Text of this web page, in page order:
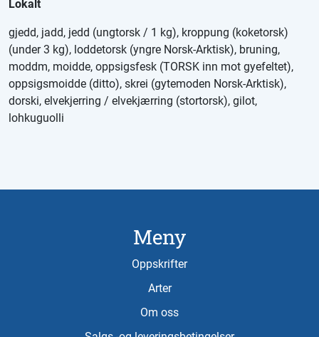
Lokalt
gjedd, jadd, jedd (ungtorsk / 1 kg), kroppung (koketorsk)
(under 3 kg), loddetorsk (yngre Norsk-Arktisk), bruning,
moddm, moidde, oppsigsfesk (TORSK inn mot gyefeltet),
oppsigsmoidde (ditto), skrei (gytemoden Norsk-Arktisk),
dorski, elvekjerring / elvekjærring (stortorsk), gilot,
lohkuguolli
Meny
Oppskrifter
Arter
Om oss